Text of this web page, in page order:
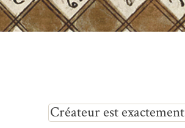
Créateur est exactement